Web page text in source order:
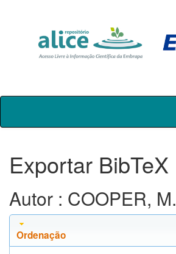
Skip
Exportar BibTeX
Autor : COOPER, M.
Ordenação